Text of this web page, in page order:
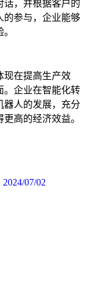
话，并根据客户的
的参与，企业能够
现在提高生产效
。企业在智能化转
器人的发展，充分
高的经济效益。‍
2024/07/02